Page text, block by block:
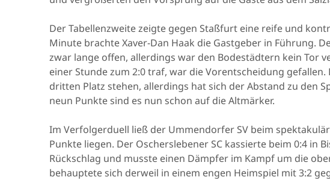
Der Tabellenzweite zeigte gegen Staßfurt eine reife und
Minute brachte Xaver-Dan Haak die Gastgeber in Führung.
zwar lange offen, allerdings war den Bodestädtern kein Tor
einer Stunde zum 2:0 traf, war die Vorentscheidung
dritten Platz stehen, allerdings hat sich der Abstand zu den
neun Punkte sind es nun schon auf die Altmärker.
Im Verfolgerduell ließ der Ummendorfer SV beim
Punkte liegen. Der Oscherslebener SC kassierte beim 0:4 in
Rückschlag und musste einen Dämpfer im Kampf um die
behauptete sich derweil in einem engen Heimspiel mit 3:2